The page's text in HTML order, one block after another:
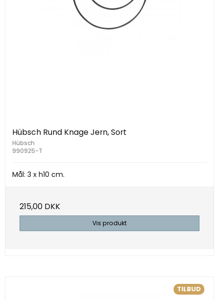
Hübsch Rund Knage Jern, Sort
Hübsch
990925-T
Mål: 3 x h10 cm.
215,00 DKK
Vis produkt
TILBUD